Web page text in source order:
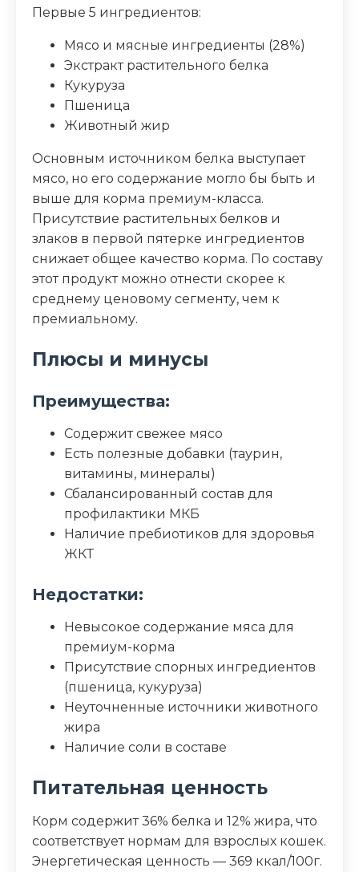
Первые 5 ингредиентов:
Мясо и мясные ингредиенты (28%)
Экстракт растительного белка
Кукуруза
Пшеница
Животный жир
Основным источником белка выступает
мясо, но его содержание могло бы быть и
выше для корма премиум-класса.
Присутствие растительных белков и
злаков в первой пятерке ингредиентов
снижает общее качество корма. По составу
этот продукт можно отнести скорее к
среднему ценовому сегменту, чем к
премиальному.
Плюсы и минусы
Преимущества:
Содержит свежее мясо
Есть полезные добавки (таурин,
витамины, минералы)
Сбалансированный состав для
профилактики МКБ
Наличие пребиотиков для здоровья
ЖКТ
Недостатки:
Невысокое содержание мяса для
премиум-корма
Присутствие спорных ингредиентов
(пшеница, кукуруза)
Неуточненные источники животного
жира
Наличие соли в составе
Питательная ценность
Корм содержит 36% белка и 12% жира, что
соответствует нормам для взрослых кошек.
Энергетическая ценность — 369 ккал/100г.